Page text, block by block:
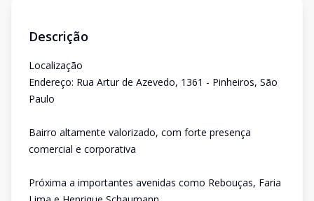
Descrição
Localização
Endereço: Rua Artur de Azevedo, 1361 - Pinheiros, São
Paulo
Bairro altamente valorizado, com forte presença
comercial e corporativa
Próxima a importantes avenidas como Rebouças, Faria